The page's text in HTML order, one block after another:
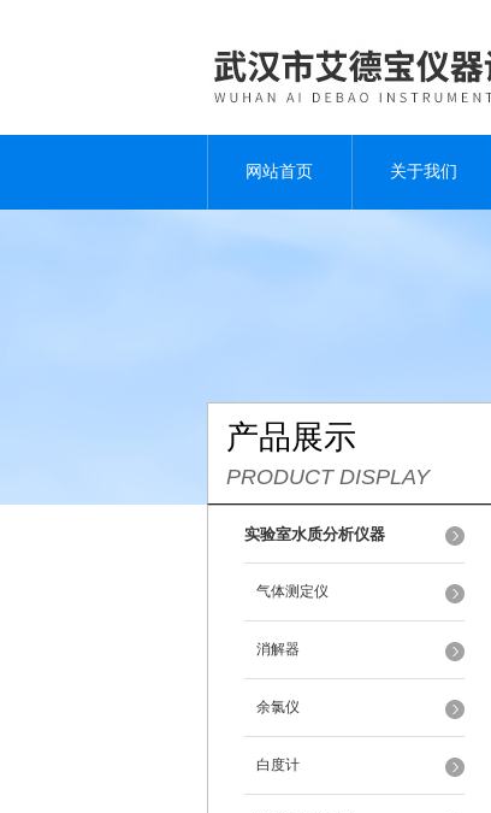
网站首页 关于我们
产品展示
PRODUCT DISPLAY
实验室水质分析仪器
气体测定仪
消解器
余氯仪
白度计